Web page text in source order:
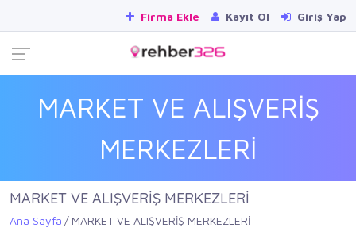
Firma Ekle Kayıt Ol Giriş Yap
MARKET VE ALIŞVERİŞ
MERKEZLERİ
MARKET VE ALIŞVERİŞ MERKEZLERİ
Ana Sayfa MARKET VE ALIŞVERİŞ MERKEZLERİ